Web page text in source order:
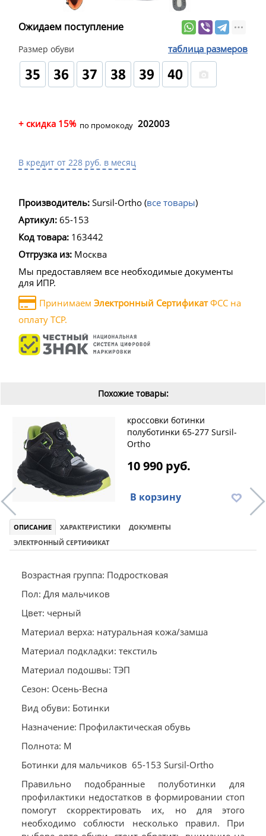
Ожидаем поступление
Размер обуви таблица размеров
+ скидка 15% по промокоду 202003
В кредит от 228 руб. в месяц
Производитель: Sursil-Ortho (все товары)
Артикул: 65-153
Код товара: 163442
Отгрузка из: Москва
Мы предоставляем все необходимые документы
для ИПР.
Принимаем Электронный СертификатФСС на
оплату ТСР.
Похожие товары:
кроссовки ботинки
полуботинки 65-277 Sursil-
Ortho
10 990 руб.
В корзину
ОПИСАНИЕ ХАРАКТЕРИСТИКИ
ДОКУМЕНТЫ
ЭЛЕКТРОННЫЙ СЕРТИФИКАТ
Возрастная группа: Подростковая
Пол: Для мальчиков
Цвет: черный
Материал верха: натуральная кожа/замша
Материал подкладки: текстиль
Материал подошвы: ТЭП
Сезон: Осень-Весна
Вид обуви: Ботинки
Назначение: Профилактическая обувь
Полнота: M
Ботинки для мальчиков 65-153 Sursil-Ortho
Правильно подобранные полуботинки для
профилактики недостатков в формировании стоп
помогут скорректировать их, но для этого
необходимо соблюсти несколько правил. При